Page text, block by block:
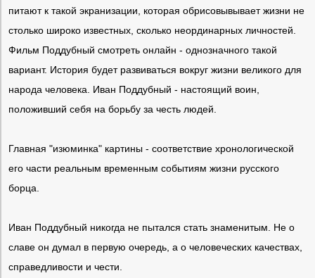
питают к такой экранизации, которая обрисовывывает жизни не
столько широко известных, сколько неординарных личностей.
Фильм Поддубный смотреть онлайн - однозначного такой
вариант. История будет развиваться вокруг жизни великого для
народа человека. Иван Поддубный - настоящий воин,
положивший себя на борьбу за честь людей.
Главная "изюминка" картины - соответствие хронологической
его части реальным временным событиям жизни русского
борца.
Иван Поддубный никогда не пытался стать знаменитым. Не о
славе он думал в первую очередь, а о человеческих качествах,
справедливости и чести.